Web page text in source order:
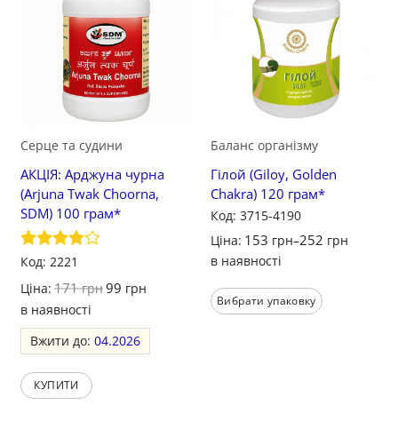
Серце та судини
АКЦІЯ: Арджуна чурна
(Arjuna Twak Choorna,
SDM) 100 грам*
Оцінено
Код: 2221
Ціна: 171грн99 грн
в наявності
Вжити до:04.2026
КУПИТИ
Зберегти
Баланс організму
Гілой (Giloy, Golden
Chakra) 120 грам*
Код: 3715-4190
Ціна: 153 грн–252 грн
в наявності
Вибрати упаковку